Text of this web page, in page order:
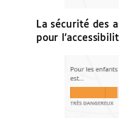
La sécurité des
pour